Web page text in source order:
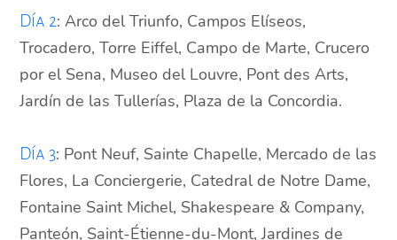
Día 2: Arco del Triunfo, Campos Elíseos,
Trocadero, Torre Eiffel, Campo de Marte, Crucero
por el Sena, Museo del Louvre, Pont des Arts,
Jardín de las Tullerías, Plaza de la Concordia.
Día 3: Pont Neuf, Sainte Chapelle, Mercado de las
Flores, La Conciergerie, Catedral de Notre Dame,
Fontaine Saint Michel, Shakespeare & Company,
Panteón, Saint-Étienne-du-Mont, Jardines de